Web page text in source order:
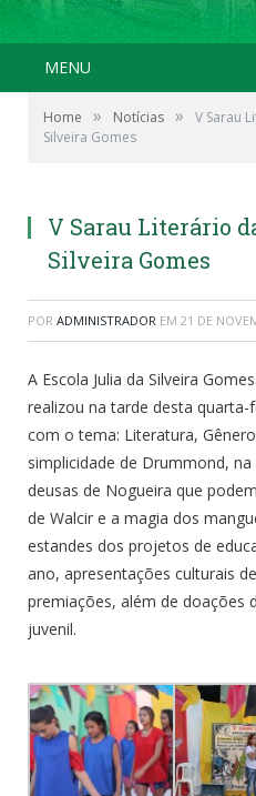
MENU
Home » Notícias »
V Sarau
Silveira Gomes
V Sarau Literário
Silveira Gomes
POR ADMINISTRADOR EM 21 DE
A Escola Julia da Silveira
realizou na tarde desta quarta-
com o tema: Literatura,
simplicidade de Drummond,
deusas de Nogueira que
de Walcir e a magia dos
estandes dos projetos de
ano, apresentações culturais
premiações, além de doações
juvenil.